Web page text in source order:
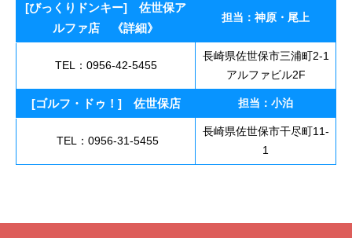
[びっくりドンキー] 佐世保ア
ルファ店 《詳細》
担当：神原・尾上
TEL：0956-42-5455
長崎県佐世保市三浦町2-1
アルファビル2F
[ゴルフ・ドゥ！] 佐世保店 担当：小泊
TEL：0956-31-5455
長崎県佐世保市干尽町11-
1